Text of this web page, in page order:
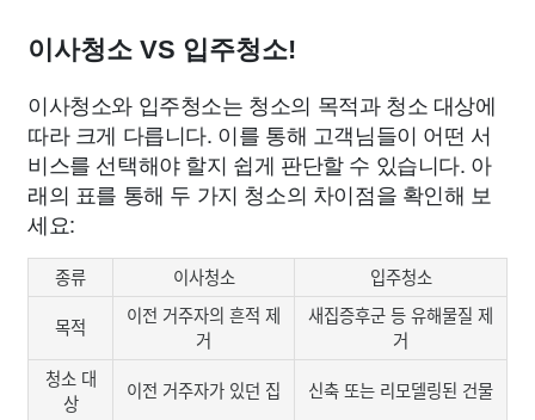
이사청소 VS 입주청소!
이사청소와 입주청소는 청소의 목적과 청소 대상에
따라 크게 다릅니다. 이를 통해 고객님들이 어떤 서
비스를 선택해야 할지 쉽게 판단할 수 있습니다. 아
래의 표를 통해 두 가지 청소의 차이점을 확인해 보
세요:
종류 이사청소 입주청소
목적
이전 거주자의 흔적 제
거
새집증후군 등 유해물질 제
거
청소 대
상
이전 거주자가 있던 집 신축 또는 리모델링된 건물